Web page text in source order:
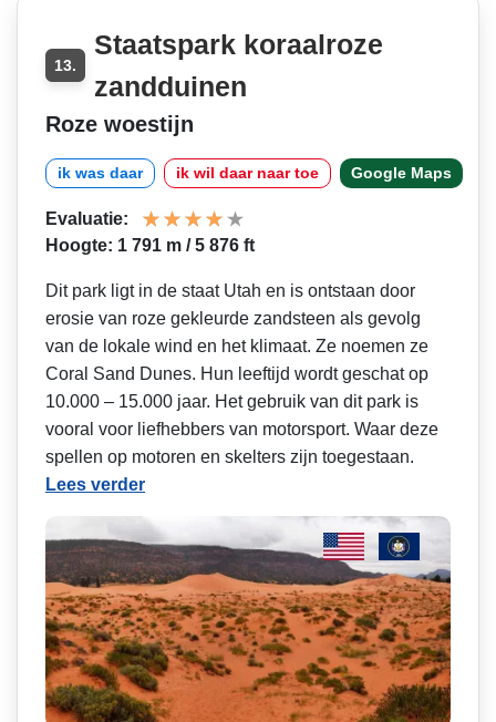
13.
Staatspark koraalroze
zandduinen
Roze woestijn
ik was daar ik wil daar naar toe Google Maps
Evaluatie:
Hoogte: 1 791 m / 5 876 ft
Dit park ligt in de staat Utah en is ontstaan door
erosie van roze gekleurde zandsteen als gevolg
van de lokale wind en het klimaat. Ze noemen ze
Coral Sand Dunes. Hun leeftijd wordt geschat op
10.000 – 15.000 jaar. Het gebruik van dit park is
vooral voor liefhebbers van motorsport. Waar deze
spellen op motoren en skelters zijn toegestaan.
Lees verder